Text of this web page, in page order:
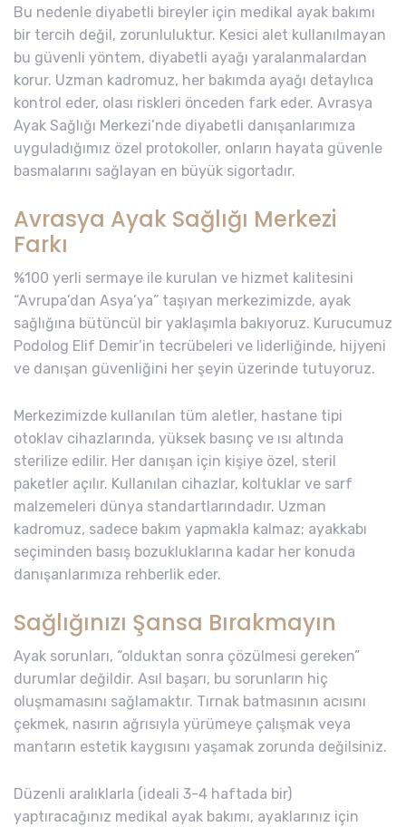
Bu nedenle diyabetli bireyler için medikal ayak bakımı
bir tercih değil, zorunluluktur. Kesici alet kullanılmayan
bu güvenli yöntem, diyabetli ayağı yaralanmalardan
korur. Uzman kadromuz, her bakımda ayağı detaylıca
kontrol eder, olası riskleri önceden fark eder. Avrasya
Ayak Sağlığı Merkezi’nde diyabetli danışanlarımıza
uyguladığımız özel protokoller, onların hayata güvenle
basmalarını sağlayan en büyük sigortadır.
Avrasya Ayak Sağlığı Merkezi
Farkı
%100 yerli sermaye ile kurulan ve hizmet kalitesini
“Avrupa’dan Asya’ya” taşıyan merkezimizde, ayak
sağlığına bütüncül bir yaklaşımla bakıyoruz. Kurucumuz
Podolog Elif Demir’in tecrübeleri ve liderliğinde, hijyeni
ve danışan güvenliğini her şeyin üzerinde tutuyoruz.
Merkezimizde kullanılan tüm aletler, hastane tipi
otoklav cihazlarında, yüksek basınç ve ısı altında
sterilize edilir. Her danışan için kişiye özel, steril
paketler açılır. Kullanılan cihazlar, koltuklar ve sarf
malzemeleri dünya standartlarındadır. Uzman
kadromuz, sadece bakım yapmakla kalmaz; ayakkabı
seçiminden basış bozukluklarına kadar her konuda
danışanlarımıza rehberlik eder.
Sağlığınızı Şansa Bırakmayın
Ayak sorunları, “olduktan sonra çözülmesi gereken”
durumlar değildir. Asıl başarı, bu sorunların hiç
oluşmamasını sağlamaktır. Tırnak batmasının acısını
çekmek, nasırın ağrısıyla yürümeye çalışmak veya
mantarın estetik kaygısını yaşamak zorunda değilsiniz.
Düzenli aralıklarla (ideali 3-4 haftada bir)
yaptıracağınız medikal ayak bakımı, ayaklarınız için